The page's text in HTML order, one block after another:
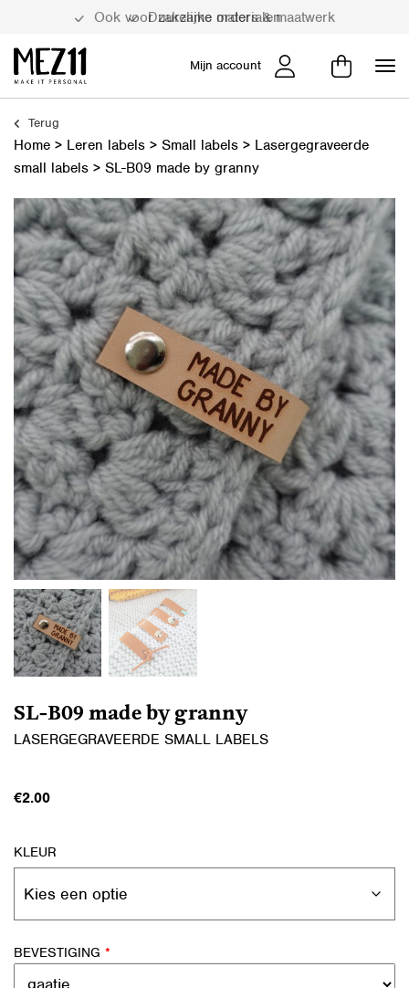
Duurzame materialen
Mijn account
Terug
Home > Leren labels > Small labels > Lasergegraveerde
small labels > SL-B09 made by granny
SL-B09 made by granny
LASERGEGRAVEERDE SMALL LABELS
€2.00
KLEUR
BEVESTIGING *